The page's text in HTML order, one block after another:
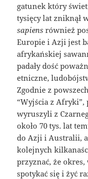
gatunek który
tysięcy lat zniknął
sapiens również
Europie i Azji jest
afrykańskiej
padały dość
etniczne,
Zgodnie z
“Wyjścia z Afryki”,
wyruszyli z
około 70 tys. lat
do Azji i Australii,
kolejnych
przyznać, że
spotykać się i żyć